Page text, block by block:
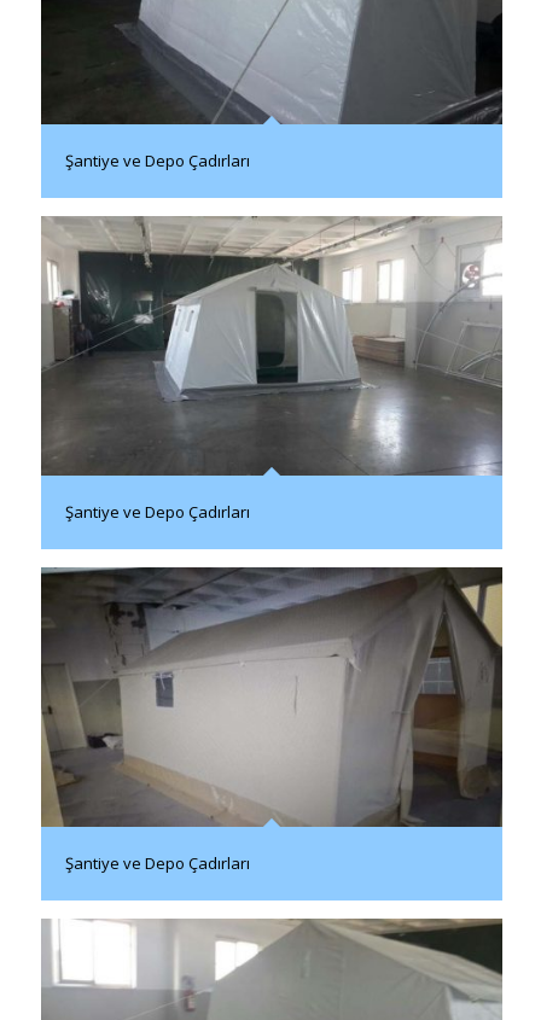
Şantiye ve Depo Çadırları
Şantiye ve Depo Çadırları
Şantiye ve Depo Çadırları